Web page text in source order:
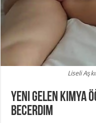
Liseli
Yeni Gelen Kimya
Becerdim